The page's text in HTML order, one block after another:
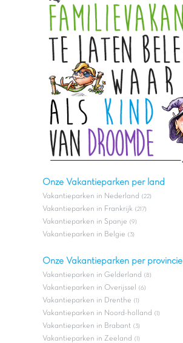
Onze Vakantieparken per land
Vakantieparken in Nederland (22)
Vakantieparken in Frankrijk (217)
Vakantieparken in Spanje (9)
Vakantieparken in Belgie (3)
Onze Vakantieparken per provincie
Vakantieparken in Gelderland (8)
Vakantieparken in Overijssel (6)
Vakantieparken in Drenthe (1)
Vakantieparken in Noord-holland (1)
Vakantieparken in Brabant (3)
Vakantieparken in Zeeland (1)